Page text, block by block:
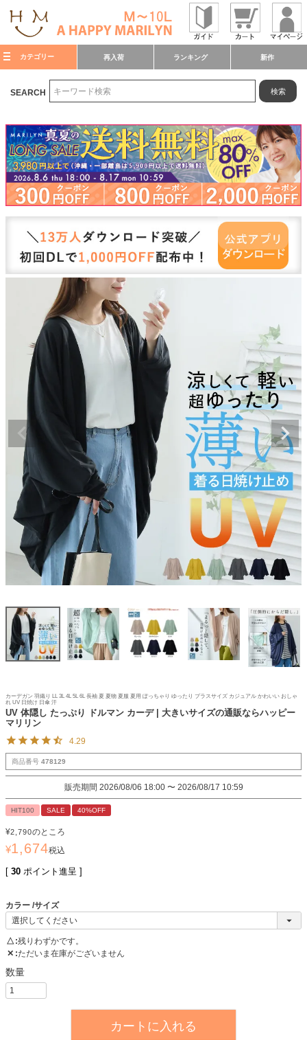
カテゴリー 再入荷 ランキング 新作
SEARCH 検索
カーデガン 羽織り LL 3L 4L 5L 6L 長袖 夏 夏物 夏服 夏用 ぽっちゃり ゆったり プラスサイズ カジュアル かわいい おしゃ
れ UV 日焼け 日傘 汗
UV 体隠し たっぷり ドルマン カーデ | 大きいサイズの通販ならハッピー
マリリン
4.29
商品番号 478129
販売期間 2026/08/06 18:00 〜 2026/08/17 10:59
HIT100 SALE 40%OFF
¥2,790のところ
¥1,674税込
[ 30 ポイント進呈 ]
カラー サイズ
△ 残りわずかです。
✕ ただいま在庫がございません
カートに入れる